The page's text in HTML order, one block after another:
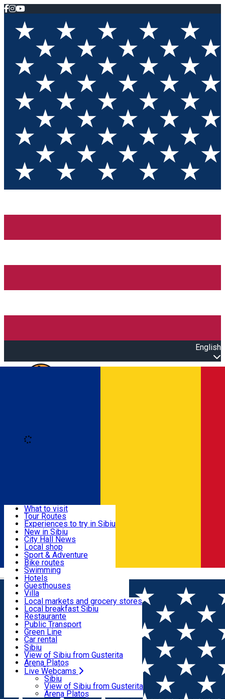
English
Română
Useful info
Activities & Adventure
Accommodation
Food, Drinks & Nightlife
Transport & Parking
Live Webcams
What to visit
Tour Routes
Experiences to try in Sibiu
Podcast
Culture
Museums
Churches
Parks, Zoo
County of Sibiu
New in Sibiu
City Hall News
Local shop
Sibiu artisans
Sibiul Verde
Public services
Education
How do I get to Sibiu
Tourist Info
Tour Guides
Guided tours
Publicații locale
Beauty salons
Sport & Adventure
Bike routes
Swimming
Riding
Indoor activities
Loc de joacă indoor
Loc de joacă outdoor
Ski
Ice skating
Yoga
Hotels
Guesthouses
Villa
Hostels
Motel
Camping
Renting rooms
Rooms for rent
Accommodation outside Sibiu
Local markets and grocery stores
Local breakfast Sibiu
Restaurante
Pizza
Fast Food
Coffee
Sweets
Pub, Bar
Night clubs
Bakeries
Public Transport
Green Line
Car rental
Rent a bike
Scooter rentals
Taxi
Ride Sharing
Parking tickets
Parking places
Electric vehicle charging points
Sibiu
View of Sibiu from Gusterita
Arena Platoș
Live Webcams
Sibiu
View of Sibiu from Gusterita
Arena Platoș
Home Press release
Calea Dumbrăvii ...zarea
marcajelor